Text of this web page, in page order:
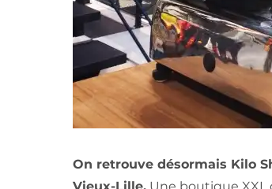
On retrouve désormais Kilo